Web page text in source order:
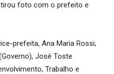
tirou foto com o prefeito e
prefeita, Ana Maria Rossi;
José Toste
Trabalho e